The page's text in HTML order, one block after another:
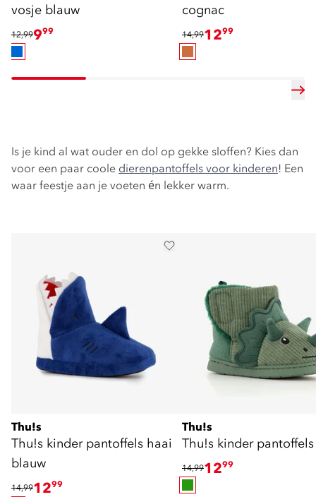
vosje blauw
12,99999
cognac
14,991299
Is je kind al wat ouder en dol op gekke sloffen? Kies dan
voor een paar coole dierenpantoffels voor kinderen! Een
waar feestje aan je voeten én lekker warm.
Thu!s
Thu!s kinder pantoffels haai
blauw
14,991299
Thu!s
Thu!s kinder
14,991299